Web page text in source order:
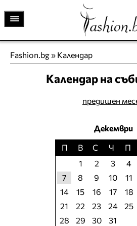
Fashion.bg» Календар
Календар на
предишен
Декември
П
В С Ч П
1
2 3 4
7
8 9 10 11
14
15 16 17 18
21
22 23 24 25
28
29 30 31